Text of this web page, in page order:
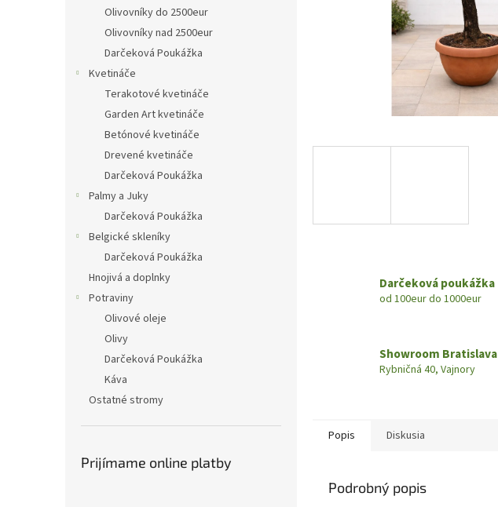
Olivovníky do 2500eur
Olivovníky nad 2500eur
Darčeková Poukážka
Kvetináče
Terakotové kvetináče
Garden Art kvetináče
Betónové kvetináče
Drevené kvetináče
Darčeková Poukážka
Palmy a Juky
Darčeková Poukážka
Belgické skleníky
Darčeková Poukážka
Hnojivá a doplnky
Potraviny
Olivové oleje
Olivy
Darčeková Poukážka
Káva
Ostatné stromy
Prijímame online platby
Darčeková poukážka
od 100eur do 1000eur
Showroom Bratislava
Rybničná 40, Vajnory
Popis Diskusia
Podrobný popis